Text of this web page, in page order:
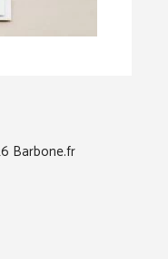
Barbone.fr